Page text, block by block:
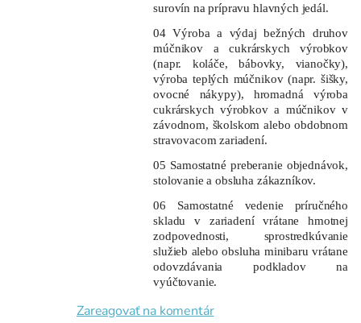
surovín na prípravu hlavných jedál.
04 Výroba a výdaj bežných druhov
múčnikov a cukrárskych výrobkov
(napr. koláče, bábovky, vianočky),
výroba teplých múčnikov (napr. šišky,
ovocné nákypy), hromadná výroba
cukrárskych výrobkov a múčnikov v
závodnom, školskom alebo obdobnom
stravovacom zariadení.
05 Samostatné preberanie objednávok,
stolovanie a obsluha zákazníkov.
06 Samostatné vedenie príručného
skladu v zariadení vrátane hmotnej
zodpovednosti, sprostredkúvanie
služieb alebo obsluha minibaru vrátane
odovzdávania podkladov na
vyúčtovanie.
Zareagovať na komentár